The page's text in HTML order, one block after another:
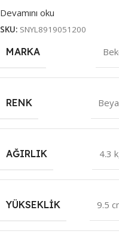
Devamını oku
SKU: SNYL8919051200
MARKA
RENK
AĞIRLIK 4.3
YÜKSEKLIK 9.5